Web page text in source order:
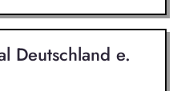
Deutschland e.